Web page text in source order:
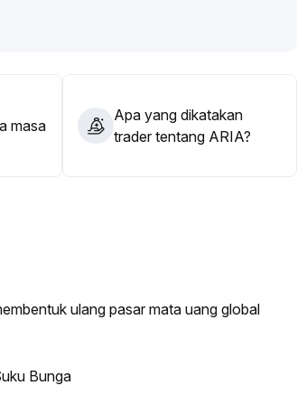
kenaikan; jika stabil di atasnya, target
masa
Apa yang dikatakan
trader tentang ARIA?
ulang pasar mata uang global
Bunga